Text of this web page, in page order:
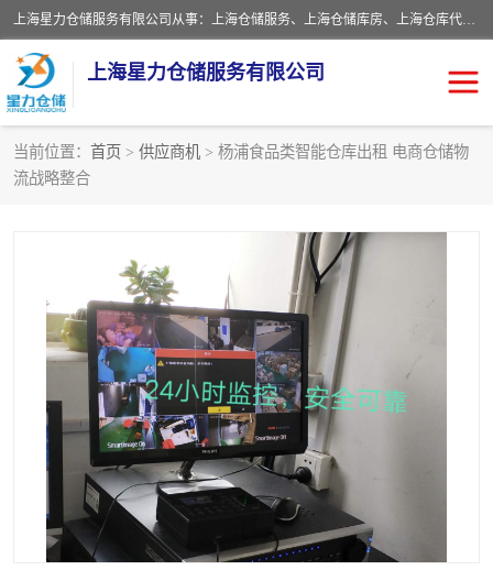
上海星力仓储服务有限公司从事：上海仓储服务、上海仓储库房、上海仓库代运营、上海仓库对外出租、上海仓库外包、上海三方仓储、上海电商仓储代发、上海电商代发货仓库、上海托管仓库、上海仓储配送。上海星力仓储服务有限公司现在拥有100个分仓、10万余平方的标准库房，精炼员工几百名，与几千家客户合作，公司已跻身上海仓储行业前列。欢迎来电咨询！
上海星力仓储服务有限公司
当前位置： 首页 > 供应商机 > 杨浦食品类智能仓库出租 电商仓储物
流战略整合
上海仓库对外出租
上海仓库外包
上海仓库代运营 上海托管仓库
上海第三方仓储 上海仓储服务
仓储 上海电商代发货仓库
上海托管仓库